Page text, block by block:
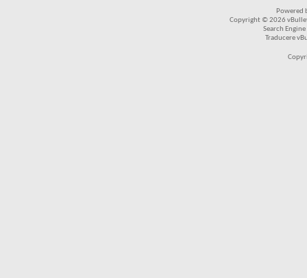
Powered
Copyright © 2026
Search
Traducere